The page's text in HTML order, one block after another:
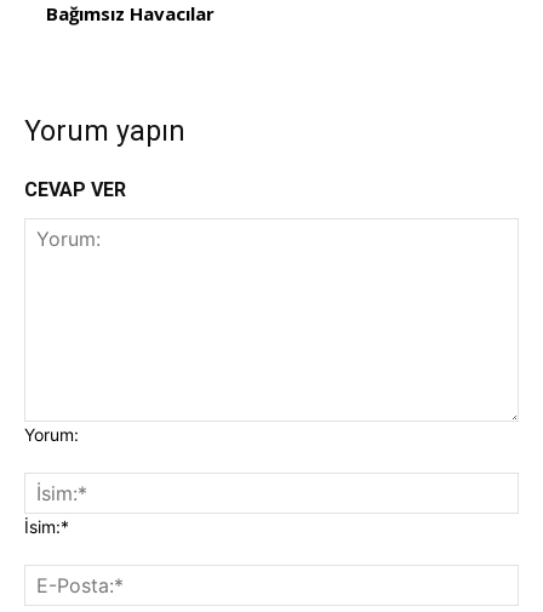
Bağımsız Havacılar
Yorum yapın
CEVAP VER
Yorum:
İsim:*